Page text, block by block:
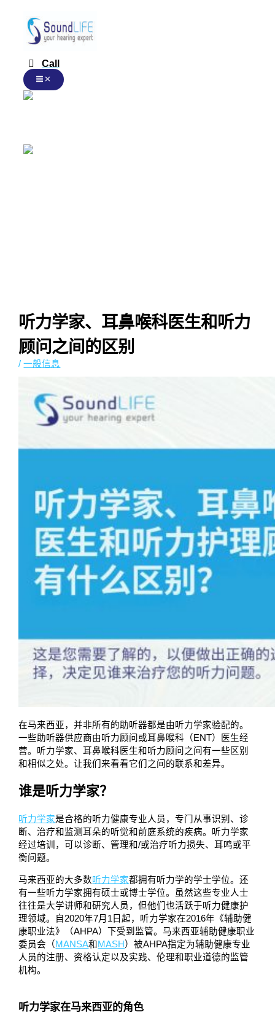
Call
听力学家、耳鼻喉科医生和听力
顾问之间的区别
/一般信息
在马来西亚，并非所有的助听器都是由听力学家验配的。
一些助听器供应商由听力顾问或耳鼻喉科（ENT）医生经
营。听力学家、耳鼻喉科医生和听力顾问之间有一些区别
和相似之处。让我们来看看它们之间的联系和差异。
谁是听力学家？
听力学家是合格的听力健康专业人员，专门从事识别、诊
断、治疗和监测耳朵的听觉和前庭系统的疾病。听力学家
经过培训，可以诊断、管理和/或治疗听力损失、耳鸣或平
衡问题。
马来西亚的大多数听力学家都拥有听力学的学士学位。还
有一些听力学家拥有硕士或博士学位。虽然这些专业人士
往往是大学讲师和研究人员，但他们也活跃于听力健康护
理领域。自2020年7月1日起，听力学家在2016年《辅助健
康职业法》（AHPA）下受到监管。马来西亚辅助健康职业
委员会（ MANSA和 MASH ）被AHPA指定为辅助健康专业
人员的注册、资格认定以及实践、伦理和职业道德的监管
机构。
听力学家在马来西亚的角色